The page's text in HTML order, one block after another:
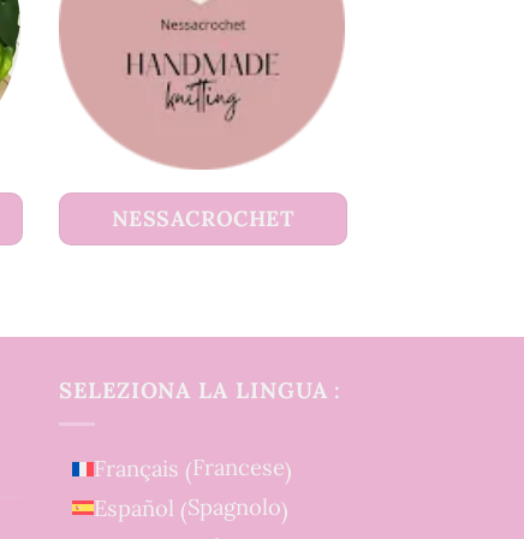
NESSACROCHET
SELEZIONA LA LINGUA :
Français (Francese)
Español (Spagnolo)